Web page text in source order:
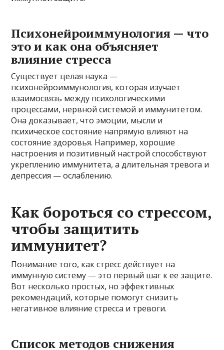
Психонейроиммунология — что
это и как она объясняет
влияние стресса
Существует целая наука —
психонейроиммунология, которая изучает
взаимосвязь между психологическими
процессами, нервной системой и иммунитетом.
Она доказывает, что эмоции, мысли и
психическое состояние напрямую влияют на
состояние здоровья. Например, хорошие
настроения и позитивный настрой способствуют
укреплению иммунитета, а длительная тревога и
депрессия — ослаблению.
Как бороться со стрессом,
чтобы защитить
иммунитет?
Понимание того, как стресс действует на
иммунную систему — это первый шаг к ее защите.
Вот несколько простых, но эффективных
рекомендаций, которые помогут снизить
негативное влияние стресса и тревоги.
Список методов снижения